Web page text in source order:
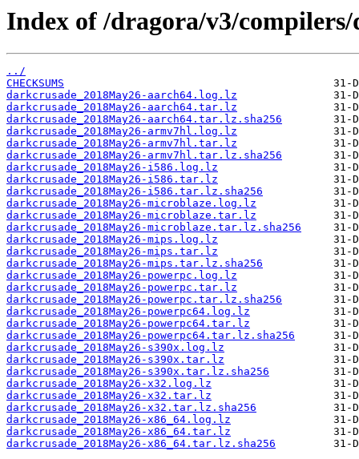
Index of /dragora/v3/
../
CHECKSUMS
darkcrusade_2018May26-aarch64.log.lz
darkcrusade_2018May26-aarch64.tar.lz
darkcrusade_2018May26-aarch64.tar.lz.sha256
darkcrusade_2018May26-armv7hl.log.lz
darkcrusade_2018May26-armv7hl.tar.lz
darkcrusade_2018May26-armv7hl.tar.lz.sha256
darkcrusade_2018May26-i586.log.lz
darkcrusade_2018May26-i586.tar.lz
darkcrusade_2018May26-i586.tar.lz.sha256
darkcrusade_2018May26-microblaze.log.lz
darkcrusade_2018May26-microblaze.tar.lz
darkcrusade_2018May26-microblaze.tar.lz.sha256
darkcrusade_2018May26-mips.log.lz
darkcrusade_2018May26-mips.tar.lz
darkcrusade_2018May26-mips.tar.lz.sha256
darkcrusade_2018May26-powerpc.log.lz
darkcrusade_2018May26-powerpc.tar.lz
darkcrusade_2018May26-powerpc.tar.lz.sha256
darkcrusade_2018May26-powerpc64.log.lz
darkcrusade_2018May26-powerpc64.tar.lz
darkcrusade_2018May26-powerpc64.tar.lz.sha256
darkcrusade_2018May26-s390x.log.lz
darkcrusade_2018May26-s390x.tar.lz
darkcrusade_2018May26-s390x.tar.lz.sha256
darkcrusade_2018May26-x32.log.lz
darkcrusade_2018May26-x32.tar.lz
darkcrusade_2018May26-x32.tar.lz.sha256
darkcrusade_2018May26-x86_64.log.lz
darkcrusade_2018May26-x86_64.tar.lz
darkcrusade_2018May26-x86_64.tar.lz.sha256